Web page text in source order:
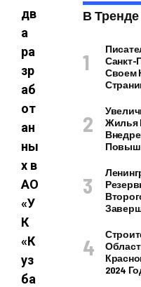
дв
а
ра
зр
аб
от
ан
ны
х в
АО
«У
К
«К
уз
ба
В Тренде
Санкт-
Своем
Жилья
2024